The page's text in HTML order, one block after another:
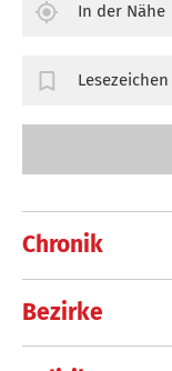
Chronik
Bezirke
In der Nähe
Lesezeichen